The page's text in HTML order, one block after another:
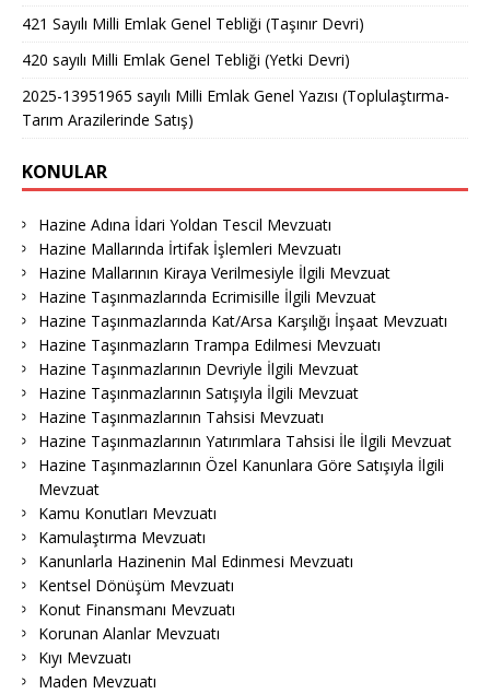
421 Sayılı Milli Emlak Genel Tebliği (Taşınır Devri)
420 sayılı Milli Emlak Genel Tebliği (Yetki Devri)
2025-13951965 sayılı Milli Emlak Genel Yazısı (Toplulaştırma-
Tarım Arazilerinde Satış)
KONULAR
Hazine Adına İdari Yoldan Tescil Mevzuatı
Hazine Mallarında İrtifak İşlemleri Mevzuatı
Hazine Mallarının Kiraya Verilmesiyle İlgili Mevzuat
Hazine Taşınmazlarında Ecrimisille İlgili Mevzuat
Hazine Taşınmazlarında Kat/Arsa Karşılığı İnşaat Mevzuatı
Hazine Taşınmazların Trampa Edilmesi Mevzuatı
Hazine Taşınmazlarının Devriyle İlgili Mevzuat
Hazine Taşınmazlarının Satışıyla İlgili Mevzuat
Hazine Taşınmazlarının Tahsisi Mevzuatı
Hazine Taşınmazlarının Yatırımlara Tahsisi İle İlgili Mevzuat
Hazine Taşınmazlarının Özel Kanunlara Göre Satışıyla İlgili
Mevzuat
Kamu Konutları Mevzuatı
Kamulaştırma Mevzuatı
Kanunlarla Hazinenin Mal Edinmesi Mevzuatı
Kentsel Dönüşüm Mevzuatı
Konut Finansmanı Mevzuatı
Korunan Alanlar Mevzuatı
Kıyı Mevzuatı
Maden Mevzuatı